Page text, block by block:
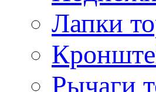
Лапки
Рычаги